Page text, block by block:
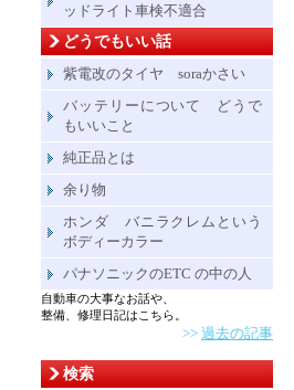
ッドライト車検不適合
どうでもいい話
紫電改のタイヤ soraかさい
バッテリーについて どうで
もいいこと
純正品とは
余り物
ホンダ バニラクレムという
ボディーカラー
パナソニックのETC の中の人
自動車の大事なお話や、
整備、修理日記はこちら。
>> 過去の記事
検索